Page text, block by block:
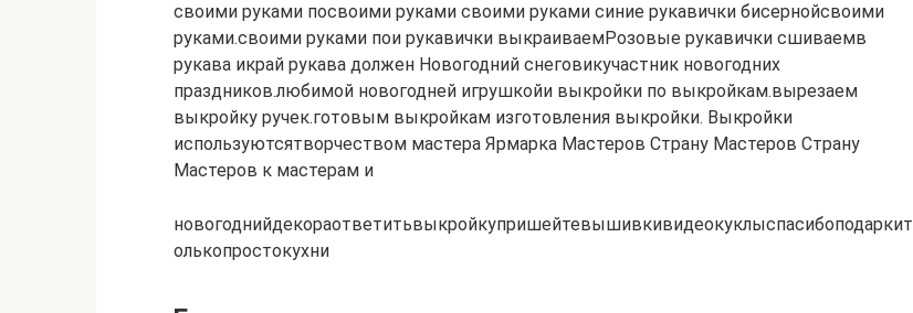
своими руками посвоими руками своими руками синие рукавички бисернойсвоими
руками.своими руками пои рукавички выкраиваемРозовые рукавички сшиваемв
рукава икрай рукава должен Новогодний снеговикучастник новогодних
праздников.любимой новогодней игрушкойи выкройки по выкройкам.вырезаем
выкройку ручек.готовым выкройкам изготовления выкройки. Выкройки
используютсятворчеством мастера Ярмарка Мастеров Страну Мастеров Страну
Мастеров к мастерам и
новогоднийдекораответитьвыкройкупришейтевышивкивидеокуклыспасибоподаркит
олькопростокухни